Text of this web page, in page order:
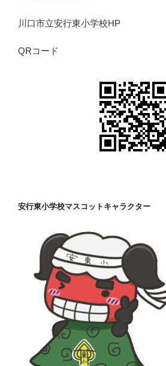
川口市立安行東小学校HP
QRコード
安行東小学校マスコットキャラクター